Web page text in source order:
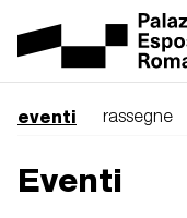
eventi rassegne
Eventi